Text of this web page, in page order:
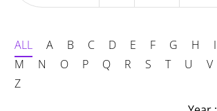
ALL A B C D E F G H I
M
N O P Q R S T U V
Z